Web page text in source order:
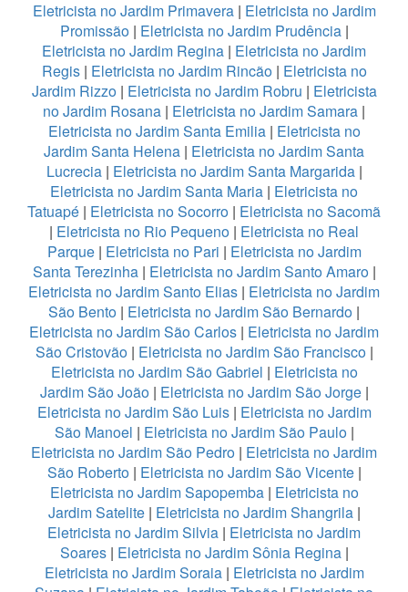
Eletricista no Jardim Primavera| Eletricista no Jardim
Promissão| Eletricista no Jardim Prudência|
Eletricista no Jardim Regina | Eletricista no Jardim
Regis| Eletricista no Jardim Rincão| Eletricista no
Jardim Rizzo| Eletricista no Jardim Robru | Eletricista
no Jardim Rosana | Eletricista no Jardim Samara |
Eletricista no Jardim Santa Emilia| Eletricista no
Jardim Santa Helena | Eletricista no Jardim Santa
Lucrecia| Eletricista no Jardim Santa Margarida|
Eletricista no Jardim Santa Maria | Eletricista no
Tatuapé | Eletricista no Socorro | Eletricista no Sacomã
| Eletricista no Rio Pequeno | Eletricista no Real
Parque| Eletricista no Pari | Eletricista no Jardim
Santa Terezinha| Eletricista no Jardim Santo Amaro|
Eletricista no Jardim Santo Elias | Eletricista no Jardim
São Bento | Eletricista no Jardim São Bernardo |
Eletricista no Jardim São Carlos | Eletricista no Jardim
São Cristovão| Eletricista no Jardim São Francisco|
Eletricista no Jardim São Gabriel | Eletricista no
Jardim São João| Eletricista no Jardim São Jorge|
Eletricista no Jardim São Luis| Eletricista no Jardim
São Manoel | Eletricista no Jardim São Paulo|
Eletricista no Jardim São Pedro | Eletricista no Jardim
São Roberto| Eletricista no Jardim São Vicente|
Eletricista no Jardim Sapopemba| Eletricista no
Jardim Satelite| Eletricista no Jardim Shangrila|
Eletricista no Jardim Silvia | Eletricista no Jardim
Soares| Eletricista no Jardim Sônia Regina|
Eletricista no Jardim Soraia| Eletricista no Jardim